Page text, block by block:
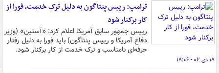
ترامپ: رییس پنتاگون به دلیل ترک خدمت، فورا از
کار برکنار شود
رییس جمهور سابق آمریکا اعلام کرد: «آستین» (وزیر
دفاع آمریکا و رییس پنتاگون) باید فورا به دلیل رفتار
حرفه‌ای نامناسب و ترک خدمت از کار برکنار شود.
۱۸ دی ۰۲ - ۱۸:۰۶